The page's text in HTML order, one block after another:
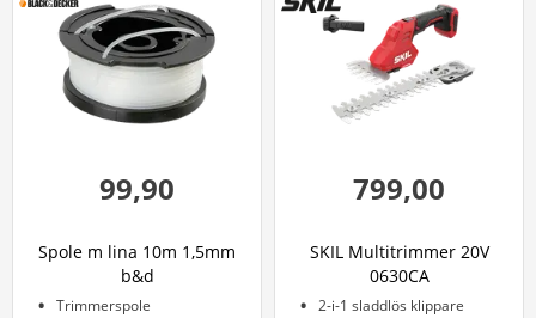
99,90
Spole m lina 10m 1,5mm
b&d
Trimmerspole
799,00
SKIL Multitrimmer 20V
0630CA
2-i-1 sladdlös klippare